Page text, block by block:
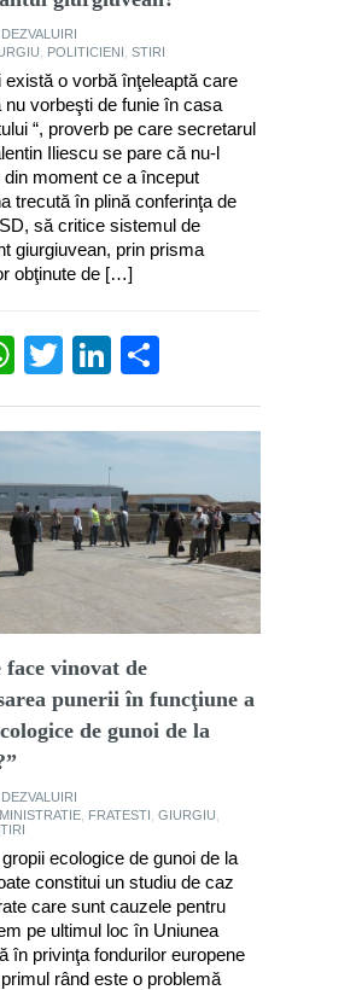
DEZVALUIRI
POLITICIENI STIRI
există o vorbă înţeleaptă care
nu vorbeşti de funie în casa
“, proverb pe care secretarul
Iliescu se pare că nu-l
din moment ce a început
trecută în plină conferinţa de
să critice sistemul de
giurgiuvean, prin prisma
obţinute de […]
WhatsApp
TwitterLinkedIn
face vinovat de
punerii în funcţiune a
de gunoi de la
DEZVALUIRI
FRATESTI GIURGIU
ecologice de gunoi de la
constitui un studiu de caz
care sunt cauzele pentru
pe ultimul loc în Uniunea
în privinţa fondurilor europene
rând este o problemă